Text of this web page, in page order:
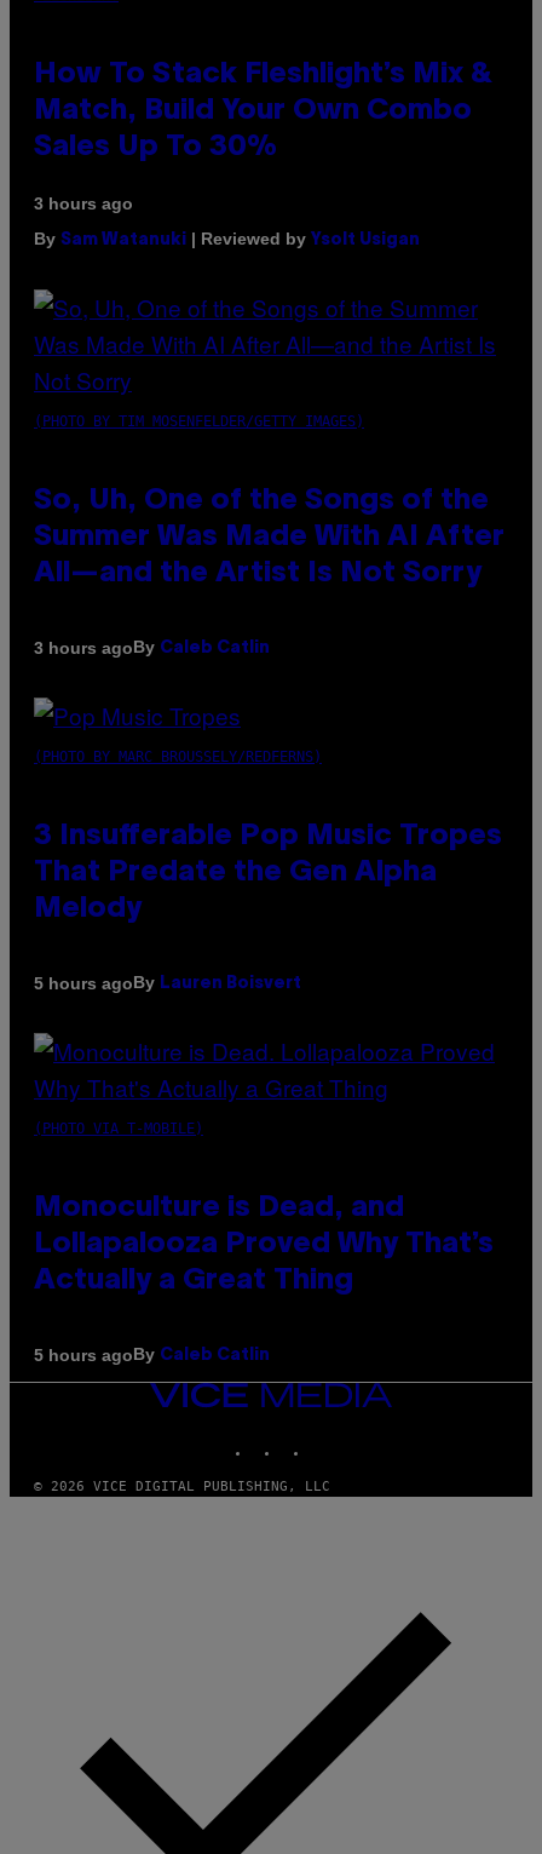
How To Stack Fleshlight’s Mix &
Match, Build Your Own Combo
Sales Up To 30%
3 hours ago
By Sam Watanuki | Reviewed by Ysolt Usigan
(PHOTO BY TIM MOSENFELDER/GETTY IMAGES)
So, Uh, One of the Songs of the
Summer Was Made With AI After
All—and the Artist Is Not Sorry
3 hours agoBy Caleb Catlin
(PHOTO BY MARC BROUSSELY/REDFERNS)
3 Insufferable Pop Music Tropes
That Predate the Gen Alpha
Melody
5 hours agoBy Lauren Boisvert
(PHOTO VIA T-MOBILE)
Monoculture is Dead, and
Lollapalooza Proved Why That’s
Actually a Great Thing
5 hours agoBy Caleb Catlin
VICE
© 2026 VICE DIGITAL PUBLISHING, LLC